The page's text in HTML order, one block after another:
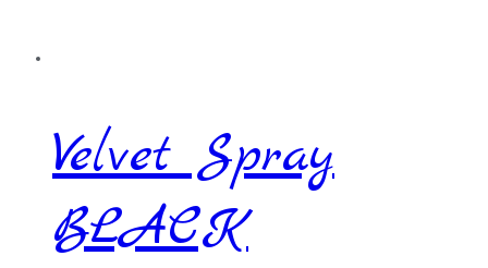
Velvet Spray
BLACK